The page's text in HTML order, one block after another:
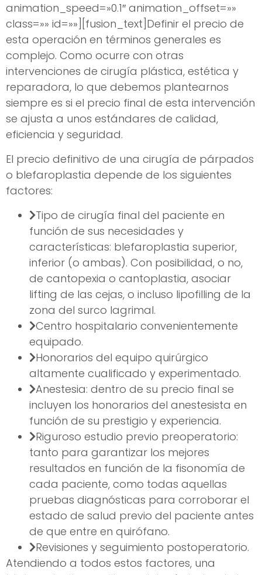
animation_speed=»0.1″ animation_offset=»»
class=»» id=»»][fusion_text]Definir el precio de
esta operación en términos generales es
complejo. Como ocurre con otras
intervenciones de cirugía plástica, estética y
reparadora, lo que debemos plantearnos
siempre es si el precio final de esta intervención
se ajusta a unos estándares de calidad,
eficiencia y seguridad.
El precio definitivo de una cirugía de párpados
o blefaroplastia depende de los siguientes
factores:
Tipo de cirugía final del paciente en
función de sus necesidades y
características: blefaroplastia superior,
inferior (o ambas). Con posibilidad, o no,
de cantopexia o cantoplastia, asociar
lifting de las cejas, o incluso lipofilling de la
zona del surco lagrimal.
Centro hospitalario convenientemente
equipado.
Honorarios del equipo quirúrgico
altamente cualificado y experimentado.
Anestesia: dentro de su precio final se
incluyen los honorarios del anestesista en
función de su prestigio y experiencia.
Riguroso estudio previo preoperatorio:
tanto para garantizar los mejores
resultados en función de la fisonomía de
cada paciente, como todas aquellas
pruebas diagnósticas para corroborar el
estado de salud previo del paciente antes
de que entre en quirófano.
Revisiones y seguimiento postoperatorio.
Atendiendo a todos estos factores, una